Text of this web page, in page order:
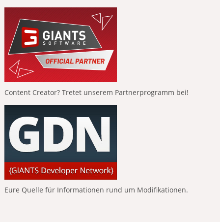
Content Creator? Tretet unserem Partnerprogramm bei!
Eure Quelle für Informationen rund um Modifikationen.